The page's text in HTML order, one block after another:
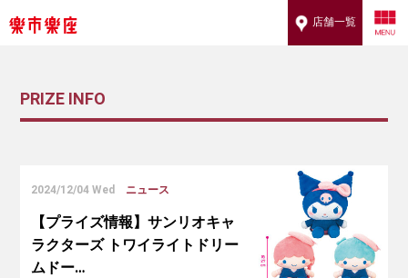
店舗一覧
PRIZE INFO
2024/12/04 Wed ニュース
【プライズ情報】サンリオキャ
ラクターズ トワイライトドリー
ムドー…